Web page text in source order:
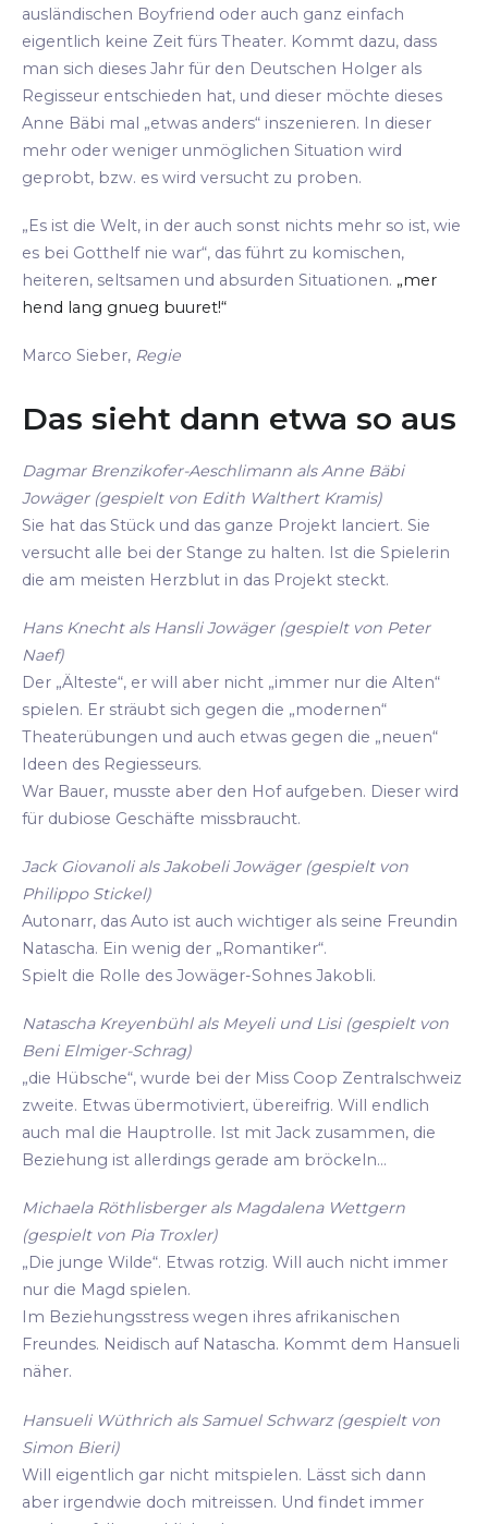
ausländischen Boyfriend oder auch ganz einfach
eigentlich keine Zeit fürs Theater. Kommt dazu, dass
man sich dieses Jahr für den Deutschen Holger als
Regisseur entschieden hat, und dieser möchte dieses
Anne Bäbi mal „etwas anders“ inszenieren. In dieser
mehr oder weniger unmöglichen Situation wird
geprobt, bzw. es wird versucht zu proben.
„Es ist die Welt, in der auch sonst nichts mehr so ist, wie
es bei Gotthelf nie war“, das führt zu komischen,
heiteren, seltsamen und absurden Situationen. „mer
hend lang gnueg buuret!“
Marco Sieber, Regie
Das sieht dann etwa so aus
Dagmar Brenzikofer-Aeschlimann als Anne Bäbi
Jowäger (gespielt von Edith Walthert Kramis)
Sie hat das Stück und das ganze Projekt lanciert. Sie
versucht alle bei der Stange zu halten. Ist die Spielerin
die am meisten Herzblut in das Projekt steckt.
Hans Knecht als Hansli Jowäger (gespielt von Peter
Naef)
Der „Älteste“, er will aber nicht „immer nur die Alten“
spielen. Er sträubt sich gegen die „modernen“
Theaterübungen und auch etwas gegen die „neuen“
Ideen des Regiesseurs.
War Bauer, musste aber den Hof aufgeben. Dieser wird
für dubiose Geschäfte missbraucht.
Jack Giovanoli als Jakobeli Jowäger (gespielt von
Philippo Stickel)
Autonarr, das Auto ist auch wichtiger als seine Freundin
Natascha. Ein wenig der „Romantiker“.
Spielt die Rolle des Jowäger-Sohnes Jakobli.
Natascha Kreyenbühl als Meyeli und Lisi (gespielt von
Beni Elmiger-Schrag)
„die Hübsche“, wurde bei der Miss Coop Zentralschweiz
zweite. Etwas übermotiviert, übereifrig. Will endlich
auch mal die Hauptrolle. Ist mit Jack zusammen, die
Beziehung ist allerdings gerade am bröckeln...
Michaela Röthlisberger als Magdalena Wettgern
(gespielt von Pia Troxler)
„Die junge Wilde“. Etwas rotzig. Will auch nicht immer
nur die Magd spielen.
Im Beziehungsstress wegen ihres afrikanischen
Freundes. Neidisch auf Natascha. Kommt dem Hansueli
näher.
Hansueli Wüthrich als Samuel Schwarz (gespielt von
Simon Bieri)
Will eigentlich gar nicht mitspielen. Lässt sich dann
aber irgendwie doch mitreissen. Und findet immer